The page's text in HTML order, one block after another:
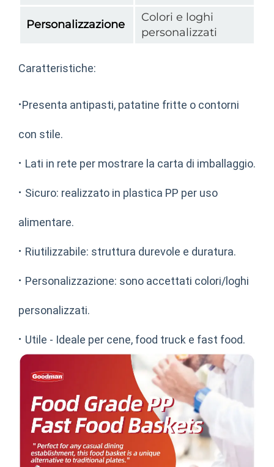
Personalizzazione
Colori e loghi
personalizzati
Caratteristiche:
·Presenta antipasti, patatine fritte o contorni
con stile.
· Lati in rete per mostrare la carta di imballaggio.
· Sicuro: realizzato in plastica PP per uso
alimentare.
· Riutilizzabile: struttura durevole e duratura.
· Personalizzazione: sono accettati colori/loghi
personalizzati.
· Utile - Ideale per cene, food truck e fast food.